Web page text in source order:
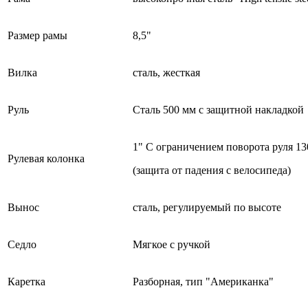
Размер рамы 8,5"
Вилка сталь, жесткая
Руль Сталь 500 мм с защитной накладкой
Рулевая колонка
1" С ограничением поворота руля
(защита от падения с велосипеда)
Вынос сталь, регулируемый по высоте
Седло Мягкое с ручкой
Каретка Разборная, тип "Американка"